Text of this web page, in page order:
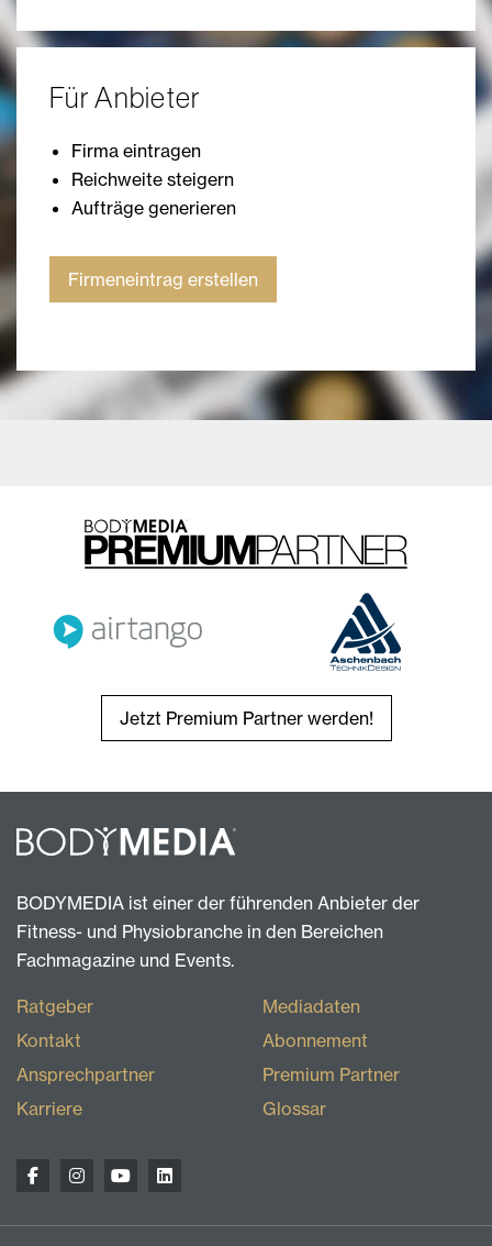
Für Anbieter
Firma eintragen
Reichweite steigern
Aufträge generieren
Firmeneintrag erstellen
Jetzt Premium Partner werden!
BODYMEDIA ist einer der führenden Anbieter der
Fitness- und Physiobranche in den Bereichen
Fachmagazine und Events.
Ratgeber
Kontakt
Ansprechpartner
Karriere
Mediadaten
Abonnement
Premium Partner
Glossar